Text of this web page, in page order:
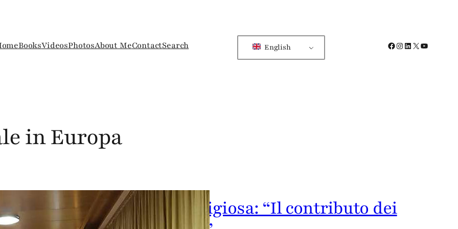
BooksVideosPhotosAbout MeContactSearch English Facebook
Instagram
LinkedIn
X YouTube
in Europa
UE sulla libertà religiosa: “Il contributo dei